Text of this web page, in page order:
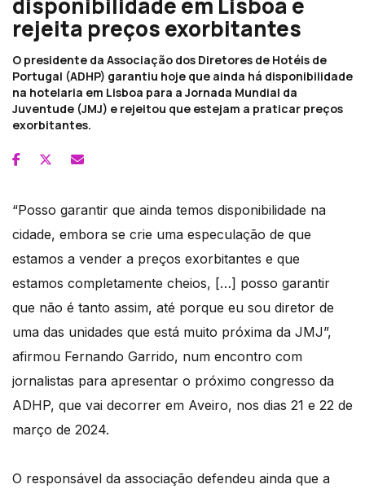
rejeita preços exorbitantes
O presidente da Associação dos Diretores de Hotéis de
Portugal (ADHP) garantiu hoje que ainda há disponibilidade
na hotelaria em Lisboa para a Jornada Mundial da
Juventude (JMJ) e rejeitou que estejam a praticar preços
exorbitantes.
“Posso garantir que ainda temos disponibilidade na
cidade, embora se crie uma especulação de que
estamos a vender a preços exorbitantes e que
estamos completamente cheios, […] posso garantir
que não é tanto assim, até porque eu sou diretor de
uma das unidades que está muito próxima da JMJ”,
afirmou Fernando Garrido, num encontro com
jornalistas para apresentar o próximo congresso da
ADHP, que vai decorrer em Aveiro, nos dias 21 e 22 de
março de 2024.
O responsável da associação defendeu ainda que a